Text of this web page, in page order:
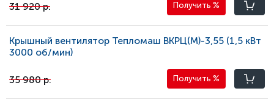
31 920 р. Получить %
Крышный вентилятор Тепломаш ВКРЦ(М)-3,55 (1,5 кВт
3000 oб/мин)
35 980 р. Получить %